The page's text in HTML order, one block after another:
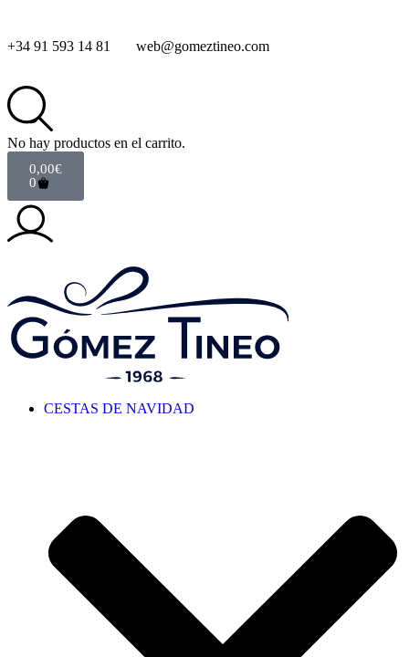
+34 91 593 14 81 web@gomeztineo.com
No hay productos en el carrito.
0,00€
0
CESTAS DE NAVIDAD